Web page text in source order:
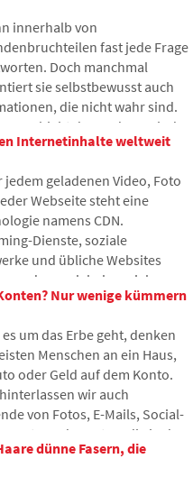
innerhalb von
fast jede Frage
Doch manchmal
sie selbstbewusst auch
die nicht wahr sind.
geschieht das und was sind
KI-Halluzinationen? Im
funktionieren,
sie gelegentlich falsche
generieren und wie
versuchen, dieses
nach und nach zu
Internetinhalte weltweit
jedem geladenen Video, Foto
Webseite steht eine
namens CDN.
Dienste, soziale
und übliche Websites
es, dennoch haben viele
noch nie davon gehört. Im
erklären wir, wofür diese
steht, wie sie
warum Internetinhalte
Orten der Welt
werden und warum das
Internet kaum ohne sie
Nur wenige kümmern
um das Erbe geht, denken
Menschen an ein Haus,
oder Geld auf dem Konto.
wir auch
von Fotos, E-Mails, Social-
Konten oder Daten, die in der
sind. Was passiert
dünne Fasern, die